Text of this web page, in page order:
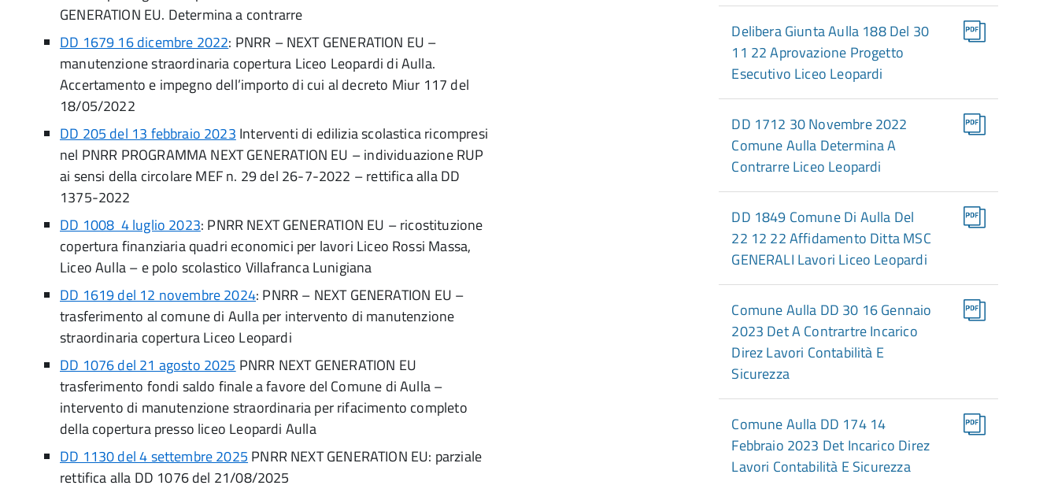
GENERATION EU. Determina a contrarre
DD 1679 16 dicembre 2022: PNRR – NEXT GENERATION EU –
manutenzione straordinaria copertura Liceo Leopardi di Aulla.
Accertamento e impegno dell’importo di cui al decreto Miur 117 del
18/05/2022
DD 205 del 13 febbraio 2023 Interventi di edilizia scolastica ricompresi
nel PNRR PROGRAMMA NEXT GENERATION EU – individuazione RUP
ai sensi della circolare MEF n. 29 del 26-7-2022 – rettifica alla DD
1375-2022
DD 1008 4 luglio 2023: PNRR NEXT GENERATION EU – ricostituzione
copertura finanziaria quadri economici per lavori Liceo Rossi Massa,
Liceo Aulla – e polo scolastico Villafranca Lunigiana
DD 1619 del 12 novembre 2024: PNRR – NEXT GENERATION EU –
trasferimento al comune di Aulla per intervento di manutenzione
straordinaria copertura Liceo Leopardi
DD 1076 del 21 agosto 2025 PNRR NEXT GENERATION EU
trasferimento fondi saldo finale a favore del Comune di Aulla –
intervento di manutenzione straordinaria per rifacimento completo
della copertura presso liceo Leopardi Aulla
DD 1130 del 4 settembre 2025 PNRR NEXT GENERATION EU: parziale
rettifica alla DD 1076 del 21/08/2025
Delibera Giunta Aulla 188 Del 30
11 22 Aprovazione Progetto
Esecutivo Liceo Leopardi
DD 1712 30 Novembre 2022
Comune Aulla Determina A
Contrarre Liceo Leopardi
DD 1849 Comune Di Aulla Del
22 12 22 Affidamento Ditta MSC
GENERALI Lavori Liceo Leopardi
Comune Aulla DD 30 16 Gennaio
2023 Det A Contrartre Incarico
Direz Lavori Contabilità E
Sicurezza
Comune Aulla DD 174 14
Febbraio 2023 Det Incarico Direz
Lavori Contabilità E Sicurezza